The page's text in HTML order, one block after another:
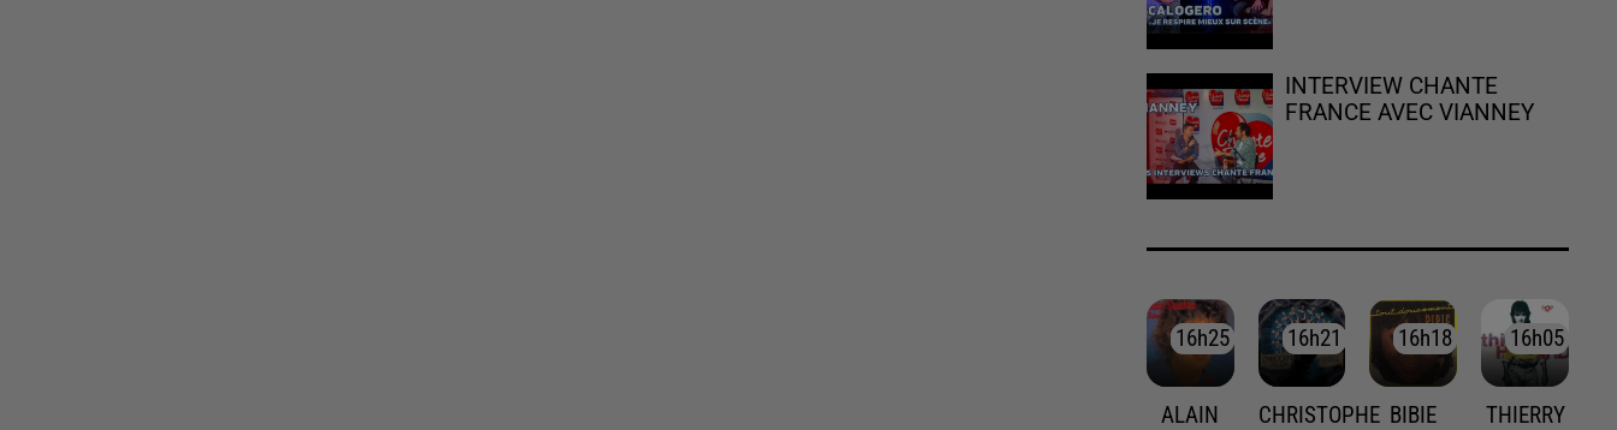
INTERVIEW CHANTE
FRANCE AVEC VIANNEY
16h25
16h25
ALAIN
16h21
16h21
CHRISTOPHE
16h18
16h18
BIBIE
16h05
16h05
THIERRY